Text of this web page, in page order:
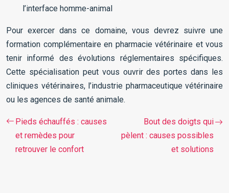
l’interface homme-animal
Pour exercer dans ce domaine, vous devrez suivre une
formation complémentaire en pharmacie vétérinaire et vous
tenir informé des évolutions réglementaires spécifiques.
Cette spécialisation peut vous ouvrir des portes dans les
cliniques vétérinaires, l’industrie pharmaceutique vétérinaire
ou les agences de santé animale.
Pieds échauffés : causes
et remèdes pour
retrouver le confort
Bout des doigts qui
pèlent : causes possibles
et solutions